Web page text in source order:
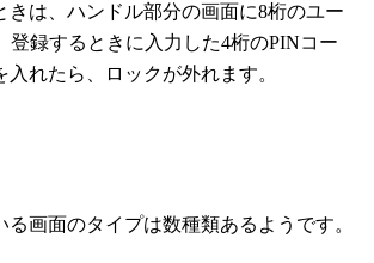
きは、ハンドル部分の画面に8桁のユー
登録するときに入力した4桁のPINコー
入れたら、ロックが外れます。
る画面のタイプは数種類あるようです。